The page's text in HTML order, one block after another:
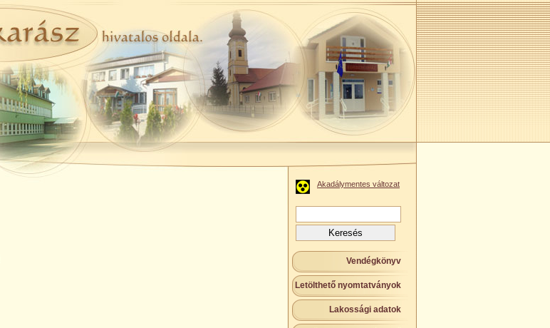
Akadálymentes változat
Vendégkönyv
Letölthető nyomtatványok
Lakossági adatok